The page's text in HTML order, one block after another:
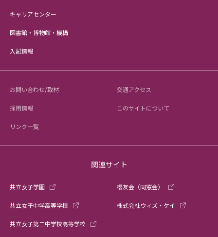
キャリアセンター
図書館・博物館・機構
入試情報
お問い合わせ/取材 交通アクセス
採用情報 このサイトについて
リンク一覧
関連サイト
共立女子学園
共立女子中学高等学校
共立女子第二中学校高等学校
櫻友会（同窓会）
株式会社ウィズ・ケイ